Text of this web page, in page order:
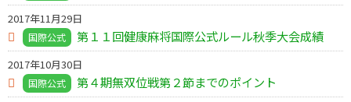
2017年11月29日
国際公式 第１１回健康麻将国際公式ルール秋季大会成績
2017年10月30日
国際公式 第４期無双位戦第２節までのポイント